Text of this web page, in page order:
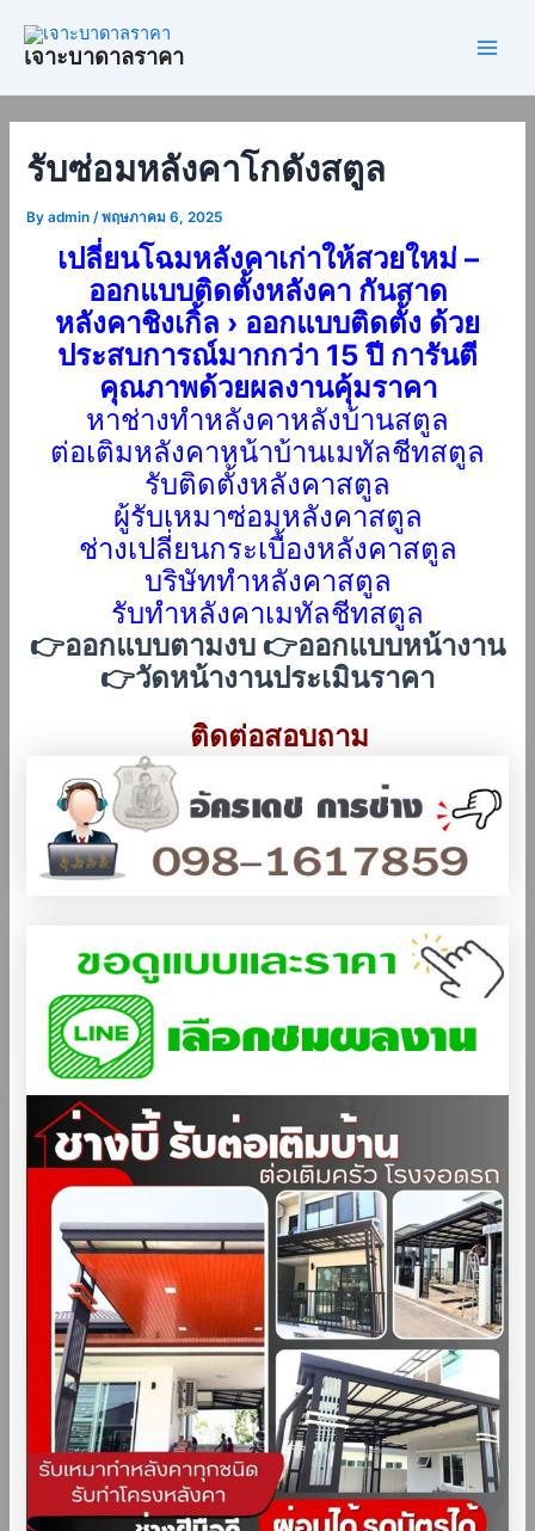
content
เจาะบาดาลราคา
รับซ่อมหลังคาโกดังสตูล
Byadmin /พฤษภาคม 6, 2025
เปลี่ยนโฉมหลังคาเก่าให้สวยใหม่ –
ออกแบบติดตั้งหลังคา กันสาด
หลังคาชิงเกิ้ล › ออกแบบติดตั้ง ด้วย
ประสบการณ์มากกว่า 15 ปี การันตี
คุณภาพด้วยผลงานคุ้มราคา
หาช่างทําหลังคาหลังบ้านสตูล
ต่อเติมหลังคาหน้าบ้านเมทัลชีทสตูล
รับติดตั้งหลังคาสตูล
ผู้รับเหมาซ่อมหลังคาสตูล
ช่างเปลี่ยนกระเบื้องหลังคาสตูล
บริษัททำหลังคาสตูล
รับทําหลังคาเมทัลชีทสตูล
👉ออกแบบตามงบ 👉ออกแบบหน้างาน
👉วัดหน้างานประเมินราคา
ติดต่อสอบถาม
navigation